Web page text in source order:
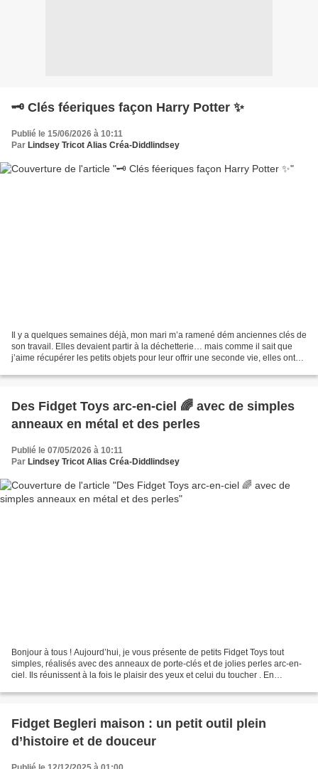
🗝️ Clés féeriques façon Harry Potter ✨
Publié le 15/06/2026 à 10:11
Par Lindsey Tricot Alias Créa-Diddlindsey
Il y a quelques semaines déjà, mon mari m’a ramené dém anciennes clés de
son travail. Elles devaient partir à la déchetterie… mais comme il sait que
j’aime récupérer les petits objets pour leur offrir une seconde vie, elles ont
Des Fidget Toys arc-en-ciel 🌈 avec de simples
anneaux en métal et des perles
Publié le 07/05/2026 à 10:11
Par Lindsey Tricot Alias Créa-Diddlindsey
Bonjour à tous ! Aujourd’hui, je vous présente de petits Fidget Toys tout
simples, réalisés avec des anneaux de porte-clés et de jolies perles arc-en-
ciel. Ils réunissent à la fois le plaisir des yeux et celui du toucher . En
Fidget Begleri maison : un petit outil plein
d’histoire et de douceur